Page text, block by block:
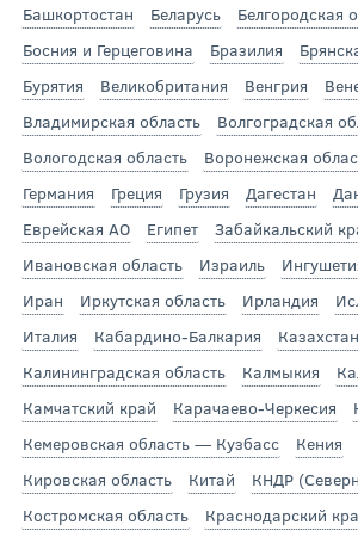
Башкортостан
Беларусь Белгородская
Босния и Герцеговина
Бразилия
Бурятия
Великобритания Венгрия
Владимирская область
Волгоградская
Вологодская область
Воронежская
Германия
Греция Грузия Дагестан
Еврейская АО
Египет
Забайкальский
Ивановская область
Израиль
Иран
Иркутская область Ирландия
Италия
Кабардино-Балкария
Казахстан
Калининградская область
Калмыкия
Камчатский край
Карачаево-Черкесия
Кемеровская область — Кузбасс
Кения
Кировская область
Китай КНДР
Костромская область
Краснодарский